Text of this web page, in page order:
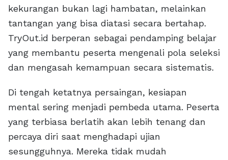
kekurangan bukan lagi hambatan, melainkan
tantangan yang bisa diatasi secara bertahap.
TryOut.id berperan sebagai pendamping belajar
yang membantu peserta mengenali pola seleksi
dan mengasah kemampuan secara sistematis.
Di tengah ketatnya persaingan, kesiapan
mental sering menjadi pembeda utama. Peserta
yang terbiasa berlatih akan lebih tenang dan
percaya diri saat menghadapi ujian
sesungguhnya. Mereka tidak mudah